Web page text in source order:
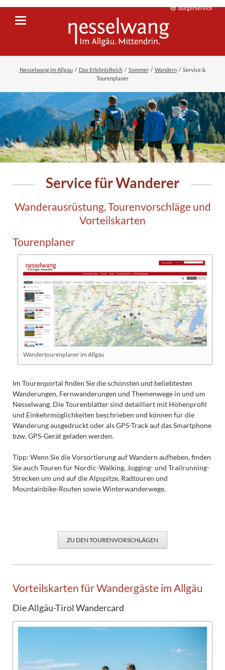
Bürgerservice
Nesselwang im Allgäu Das ErlebnisReich Sommer Wandern
Service &
Tourenplaner
Wandern auf der AlpspitzeService für Wanderer
Wanderausrüstung, Tourenvorschläge und
Vorteilskarten
Tourenplaner
Wandertourenplaner im Allgäu
Im Tourenportal finden Sie die schönsten und beliebtesten
Wanderungen, Fernwanderungen und Themenwege in und um
Nesselwang. Die Tourenblätter sind detailliert mit Höhenprofil
und Einkehrmöglichkeiten beschrieben und können für die
Wanderung ausgedruckt oder als GPS-Track auf das Smartphone
bzw. GPS-Gerät geladen werden.
Tipp: Wenn Sie die Vorsortierung auf Wandern aufheben, finden
Sie auch Touren für Nordic-Walking, Jogging- und Trailrunning-
Strecken um und auf die Alpspitze, Radtouren und
Mountainbike-Routen sowie Winterwanderwege.
ZU DEN TOURENVORSCHLÄGEN
Vorteilskarten für Wandergäste im Allgäu
Die Allgäu-Tirol Wandercard